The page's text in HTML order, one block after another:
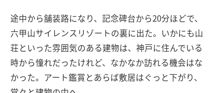
途中から舗装路になり、記念碑台から20分ほどで、
六甲山サイレンスリゾートの裏に出た。いかにも山
荘といった雰囲気のある建物は、神戸に住んでいる
時から憧れだったけれど、なかなか訪れる機会はな
かった。アート鑑賞とあらば敷居はぐっと下がり、